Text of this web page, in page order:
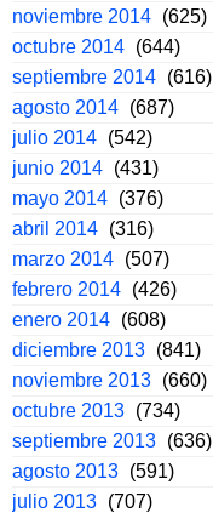
noviembre 2014 (625)
octubre 2014 (644)
septiembre 2014 (616)
agosto 2014 (687)
julio 2014 (542)
junio 2014 (431)
mayo 2014 (376)
abril 2014 (316)
marzo 2014 (507)
febrero 2014 (426)
enero 2014 (608)
diciembre 2013 (841)
noviembre 2013 (660)
octubre 2013 (734)
septiembre 2013 (636)
agosto 2013 (591)
julio 2013 (707)